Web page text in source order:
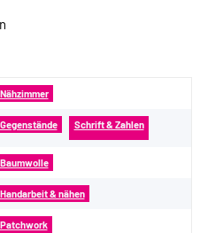
Nähzimmer
Gegenstände Schrift & Zahlen
Baumwolle
Handarbeit & nähen
Patchwork